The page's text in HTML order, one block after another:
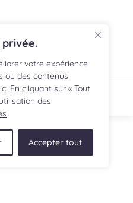
votre expérience
ou des contenus
En cliquant sur « Tout
des
Accepter tout